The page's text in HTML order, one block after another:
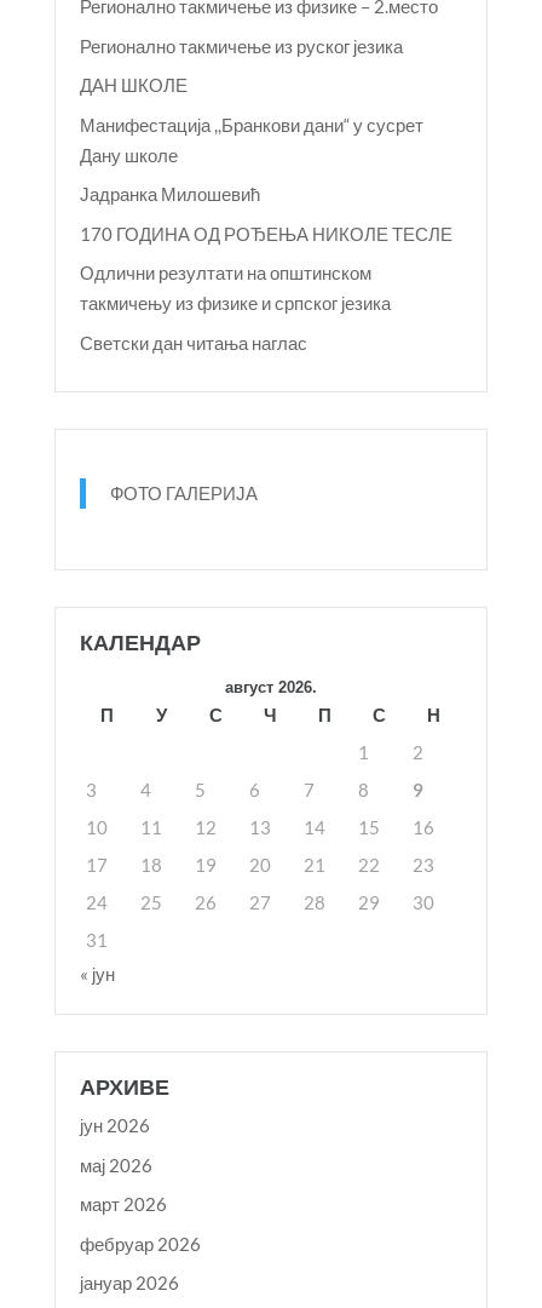
Регионално такмичење из физике – 2.место
Регионално такмичење из руског језика
ДАН ШКОЛЕ
Манифестација ,,Бранкови дани“ у сусрет
Дану школе
Јадранка Милошевић
170 ГОДИНА ОД РОЂЕЊА НИКОЛЕ ТЕСЛЕ
Одлични резултати на општинском
такмичењу из физике и српског језика
Светски дан читања наглас
ФОТО ГАЛЕРИЈА
КАЛЕНДАР
август 2026.
П У С Ч П С
Н
1
2
3
4 5 6 7 8
9
10
11 12 13 14 15
16
17
18 19 20 21 22
23
24
25 26 27 28 29
30
31
« јун
АРХИВЕ
јун 2026
мај 2026
март 2026
фебруар 2026
јануар 2026